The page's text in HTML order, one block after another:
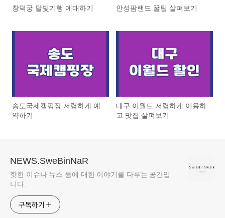
창덕궁 달빛기행 예매하기 안성팜랜드 꿀팁 살펴보기
송도국제캠핑장 저렴하게 예
약하기
대구 이월드 저렴하게 이용하
고 맛집 살펴보기
NEWS.SweBinNaR
핫한 이슈나 뉴스 등에 대한 이야기를 다루는 공간입
니다.
구독하기